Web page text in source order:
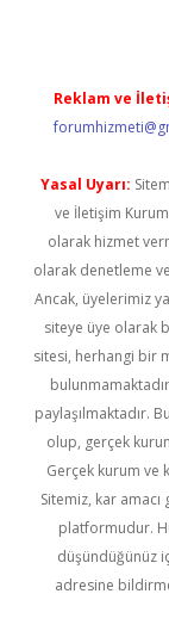
Reklam ve
Yasal Uyarı:
ve İletişim
olarak hizmet
olarak denetleme
Ancak, üyelerimiz
siteye üye olarak
sitesi, herhangi bir
paylaşılmaktadır.
olup, gerçek
Gerçek kurum ve
Sitemiz, kar
platformudur.
düşündüğünüz
adresine